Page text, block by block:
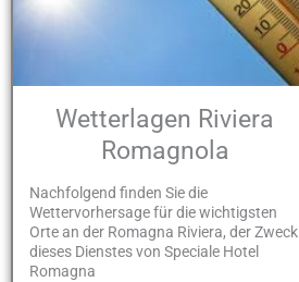
Wetterlagen Riviera
Romagnola
Nachfolgend finden Sie die
Wettervorhersage für die wichtigsten
Orte an der Romagna Riviera, der Zweck
dieses Dienstes von Speciale Hotel
Romagna